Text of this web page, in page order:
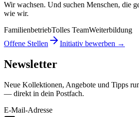
Wir wachsen. Und suchen Menschen, die
wie wir.
FamilienbetriebTolles TeamWeiterbildung
Offene Stellen
Initiativ bewerben →
Newsletter
Neue Kollektionen, Angebote und Tipps
— direkt in dein Postfach.
E-Mail-Adresse